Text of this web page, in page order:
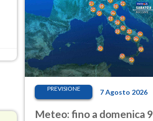
PREVISIONE 7 Agosto 2026
Meteo: fino a domenica 9